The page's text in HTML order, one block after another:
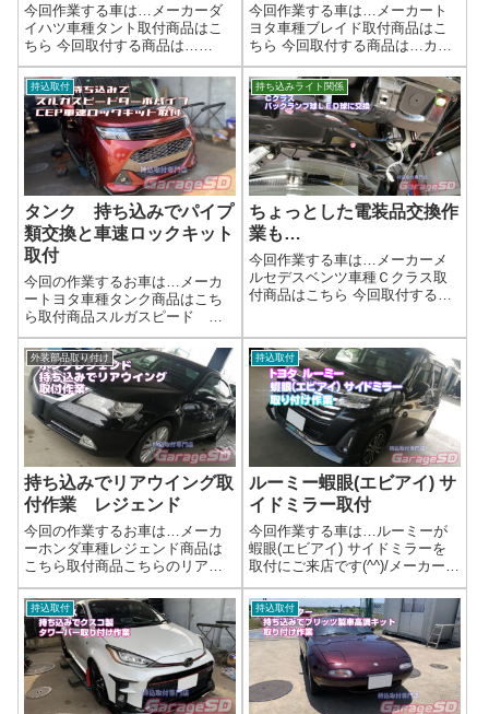
今回作業する車は…メーカーダ
イハツ車種タント取付商品はこ
ちら 今回取付する商品は…
higashi Hdr-w100L作業写真📢
持ち込みOK！ドライブレコーダ
ー取り付けサービス🚗持ち込み
ドライブレコーダー、プロの技
でスッキリ取り付け！ネット...
今回作業する車は…メーカート
ヨタ車種ブレイド取付商品はこ
ちら 今回取付する商品は…カロ
ッツェリア パワーアンプ
PRS-D800 2個フロントスピーカ
ー、インナーバッフル、バック
ドアステー マフラーカッター
作業写真スピーカー持ち込み取
り付け...
持込取付
タンク 持ち込みでパイプ
類交換と車速ロックキット
取付
今回の作業するお車は…メーカ
ートヨタ車種タンク商品はこち
ら取付商品スルガスピード タ
ーボパイプ CEP製車速ロック
キット完了画像ターボパイプは
ゴムもパイプをアルミ製パイプ
へ変更です。見た目のドレスア
ップにもいいですし、排気効率
もよくなりそう...
持ち込みライト関係
ちょっとした電装品交換作
業も…
今回作業する車は…メーカーメ
ルセデスベンツ車種Ｃクラス取
付商品はこちら 今回取付する商
きます…。沢山ありすぎて迷う
と思いますが、選ぶのも楽しい
ですよ！作業写真たかがバック
球交換...
外装部品取り付け
持ち込みでリアウイング取
付作業 レジェンド
今回の作業するお車は…メーカ
ーホンダ車種レジェンド商品は
こちら取付商品こちらのリアウ
イング取付もうついてますねｗ
完了画像両面テープのみで取り
付ける場合は、しっかりとした
外装パーツ用のテープが推奨さ
れます。付属品で心配な方は用
意しましょう('...
持込取付
ルーミー蝦眼(エビアイ) サ
イドミラー取付
今回作業する車は…ルーミーが
蝦眼(エビアイ) サイドミラーを
取付にご来店です(^^)/メーカート
ヨタ車種ルーミー取付商品はこ
ちら 今回取付する商品は…蝦眼
(エビアイ) サイドミラー作業写
真アラウンドビューモニターを
オプションで選択すると納期...
持込取付 持込取付